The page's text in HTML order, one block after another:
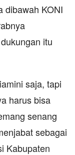
dibawah KONI
itu
saja, tapi
harus bisa
senang
sebagai
Kabupaten